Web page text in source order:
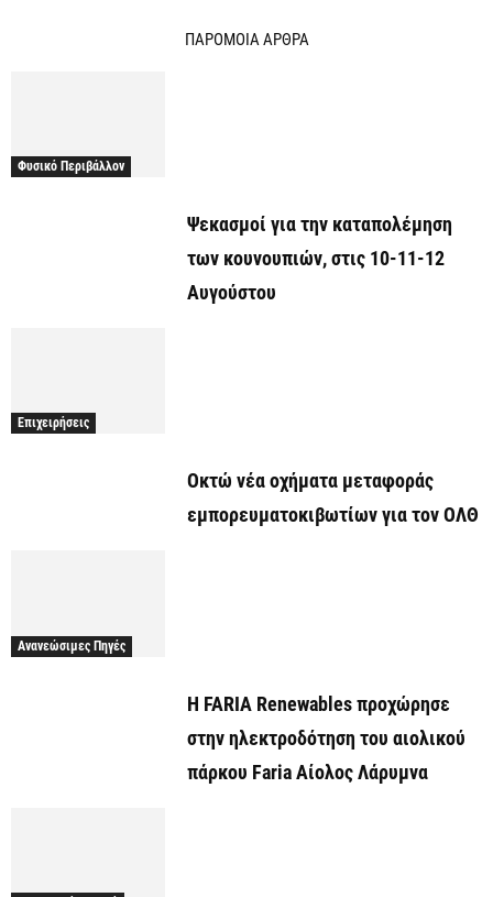
ΠΑΡΟΜΟΙΑ ΑΡΘΡΑ
Φυσικό Περιβάλλον
Ψεκασμοί για την καταπολέμηση
των κουνουπιών, στις 10-11-12
Αυγούστου
Επιχειρήσεις
Οκτώ νέα οχήματα μεταφοράς
εμπορευματοκιβωτίων για τον ΟΛΘ
Ανανεώσιμες Πηγές
Η FARIA Renewables προχώρησε
στην ηλεκτροδότηση του αιολικού
πάρκου Faria Αίολος Λάρυμνα